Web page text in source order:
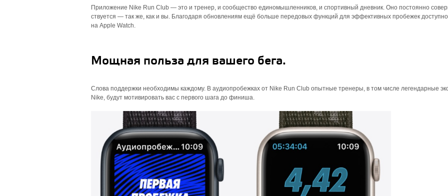
Приложение Nike Run Club — это и тренер, и сообщество едино­мышленников, и спортивный дневник. Оно постоянно
ствуется — так же, как и вы. Благодаря обновлениям ещё больше передовых функций для эффективных пробежек
на Apple Watch.
Мощная польза для вашего бега.
Слова поддержки необходимы каждому. В аудиопробежках от Nike Run Club опытные тренеры, в том числе легендарные
Nike, будут мотивировать вас с первого шага до финиша.